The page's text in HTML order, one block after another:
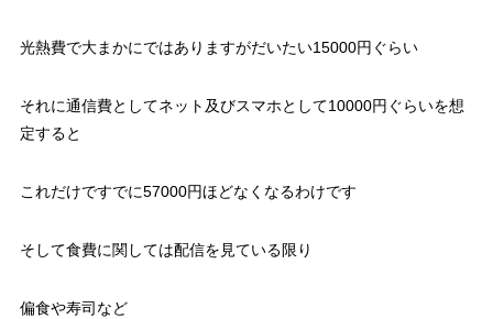
光熱費で大まかにではありますがだいたい15000円ぐらい
それに通信費としてネット及びスマホとして10000円ぐらいを想
定すると
これだけですでに57000円ほどなくなるわけです
そして食費に関しては配信を見ている限り
偏食や寿司など